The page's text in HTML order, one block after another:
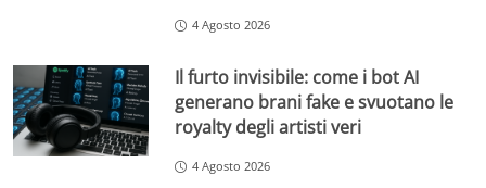
4 Agosto 2026
Il furto invisibile: come i bot AI
generano brani fake e svuotano le
royalty degli artisti veri
4 Agosto 2026